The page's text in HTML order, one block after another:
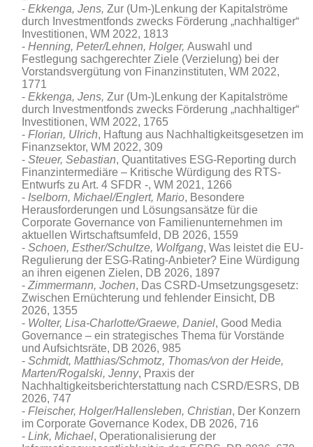
Ekkenga, Jens, Zur (Um-)Lenkung der Kapitalströme
durch Investmentfonds zwecks Förderung „nachhaltiger“
Investitionen, WM 2022, 1813
Henning, Peter/Lehnen, Holger,Auswahl und
Festlegung sachgerechter Ziele (Verzielung) bei der
Vorstandsvergütung von Finanzinstituten, WM 2022,
1771
Ekkenga, Jens,Zur (Um-)Lenkung der Kapitalströme
durch Investmentfonds zwecks Förderung „nachhaltiger“
Investitionen, WM 2022, 1765
Florian, Ulrich, Haftung aus Nachhaltigkeitsgesetzen im
Finanzsektor, WM 2022, 309
Steuer, Sebastian, Quantitatives ESG-Reporting durch
Finanzintermediäre – Kritische Würdigung des RTS-
Entwurfs zu Art. 4 SFDR -, WM 2021, 1266
Iselborn, Michael/Englert, Mario, Besondere
Herausforderungen und Lösungsansätze für die
Corporate Governance von Familienunternehmen im
aktuellen Wirtschaftsumfeld, DB 2026, 1559
Schoen, Esther/Schultze, Wolfgang, Was leistet die EU-
Regulierung der ESG-Rating-Anbieter? Eine Würdigung
an ihren eigenen Zielen, DB 2026, 1897
Zimmermann, Jochen, Das CSRD-Umsetzungsgesetz:
Zwischen Ernüchterung und fehlender Einsicht, DB
2026, 1355
Wolter, Lisa-Charlotte/Graewe, Daniel, Good Media
Governance – ein strategisches Thema für Vorstände
und Aufsichtsräte, DB 2026, 985
Schmidt, Matthias/Schmotz, Thomas/von der Heide,
Marten/Rogalski, Jenny, Praxis der
Nachhaltigkeitsberichterstattung nach CSRD/ESRS, DB
2026, 747
Fleischer, Holger/Hallensleben, Christian, Der Konzern
im Corporate Governance Kodex, DB 2026, 716
Link, Michael, Operationalisierung der